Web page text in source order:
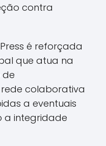
contra
é reforçada
que atua na
de
rede colaborativa
a eventuais
a integridade